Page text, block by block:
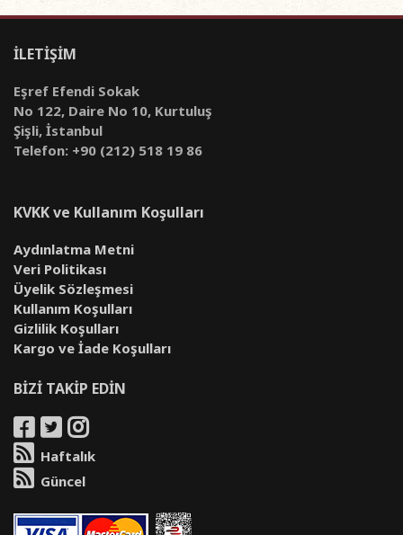
İLETİŞİM
Eşref Efendi Sokak
No 122, Daire No 10, Kurtuluş
Şişli, İstanbul
Telefon: +90 (212) 518 19 86
KVKK ve Kullanım Koşulları
Aydınlatma Metni
Veri Politikası
Üyelik Sözleşmesi
Kullanım Koşulları
Gizlilik Koşulları
Kargo ve İade Koşulları
BİZİ TAKİP EDİN
Haftalık
Güncel